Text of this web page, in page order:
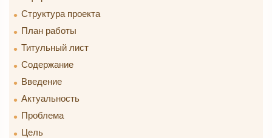
Структура проекта
План работы
Титульный лист
Содержание
Введение
Актуальность
Проблема
Цель